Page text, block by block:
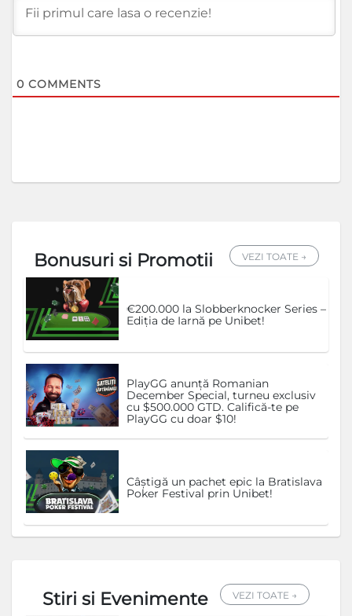
0 COMMENTS
Bonusuri si Promotii VEZI TOATE →
€200.000 la Slobberknocker Series –
Ediția de Iarnă pe Unibet!
PlayGG anunță Romanian
December Special, turneu exclusiv
cu $500.000 GTD. Califică-te pe
PlayGG cu doar $10!
Câștigă un pachet epic la Bratislava
Poker Festival prin Unibet!
Stiri si Evenimente VEZI TOATE →